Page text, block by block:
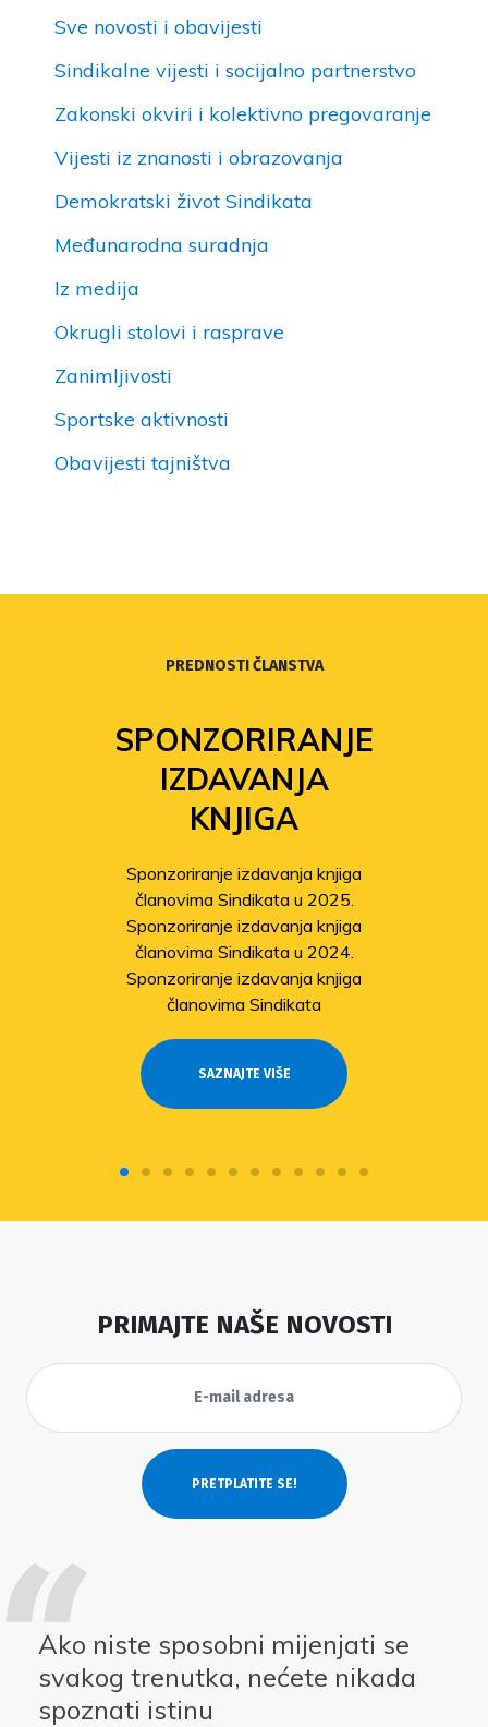
Sve novosti i obavijesti
Sindikalne vijesti i socijalno partnerstvo
Zakonski okviri i kolektivno pregovaranje
Vijesti iz znanosti i obrazovanja
Demokratski život Sindikata
Međunarodna suradnja
Iz medija
Okrugli stolovi i rasprave
Zanimljivosti
Sportske aktivnosti
Obavijesti tajništva
PREDNOSTI ČLANSTVA
SPONZORIRANJE
IZDAVANJA
KNJIGA
Sponzoriranje izdavanja knjiga
članovima Sindikata u 2025.
Sponzoriranje izdavanja knjiga
članovima Sindikata u 2024.
Sponzoriranje izdavanja knjiga
članovima Sindikata
SAZNAJTE VIŠE
PRIMAJTE NAŠE NOVOSTI
Ako niste sposobni mijenjati se
svakog trenutka, nećete nikada
spoznati istinu